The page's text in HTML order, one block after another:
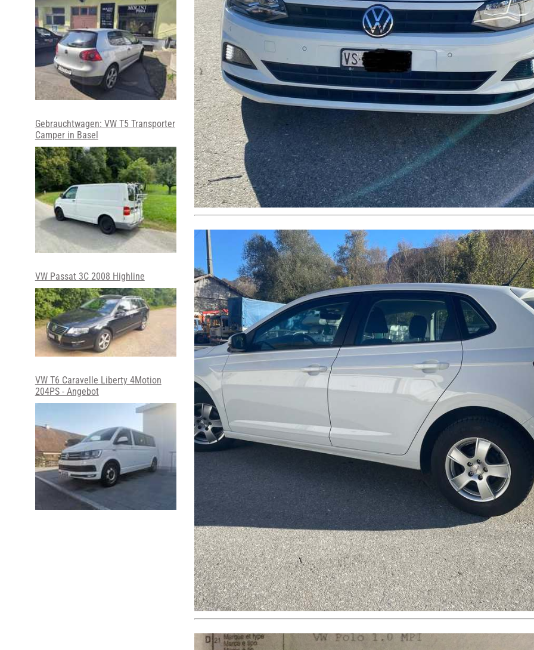
Gebrauchtwagen: VW T5 Transporter
Camper in Basel
VW Passat 3C 2008 Highline
VW T6 Caravelle Liberty 4Motion
204PS - Angebot